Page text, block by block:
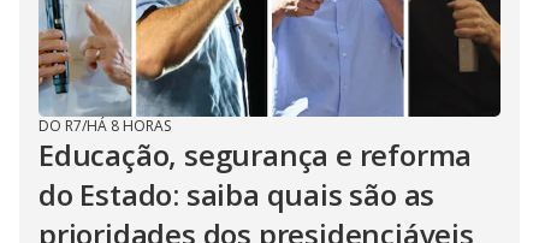
DO R7/HÁ 8 HORAS
Educação, segurança e reforma
do Estado: saiba quais são as
prioridades dos presidenciáveis